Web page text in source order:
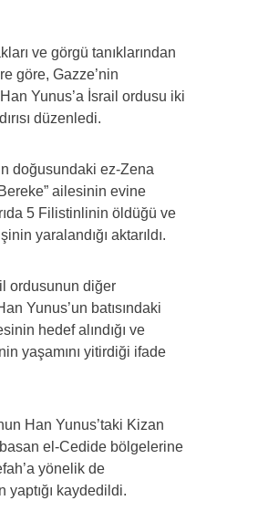
ve görgü tanıklarından
göre, Gazze’nin
Yunus’a İsrail ordusu iki
düzenledi.
doğusundaki ez-Zena
ailesinin evine
5 Filistinlinin öldüğü ve
yaralandığı aktarıldı.
ordusunun diğer
Yunus’un batısındaki
hedef alındığı ve
yaşamını yitirdiği ifade
Han Yunus’taki Kizan
el-Cedide bölgelerine
yönelik de
yaptığı kaydedildi.